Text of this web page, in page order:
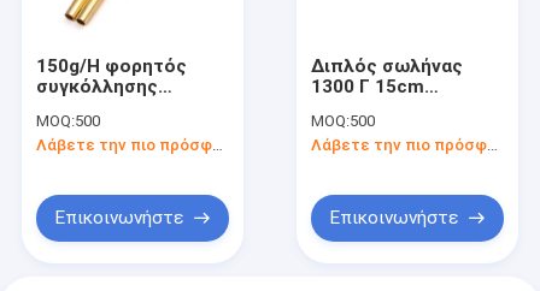
150g/H φορητός
συγκόλλησης
φανός βουτανίου
ακροφυσίων φανών
MOQ:500
Λάβετε την πιο πρόσφατη τιμή
Επικοινωνήστε
Διπλός σωλήνας
1300 Γ 15cm
φανός κουζινών
MOQ:500
Επικοινωνήστε